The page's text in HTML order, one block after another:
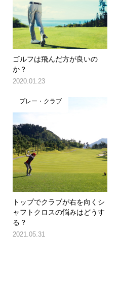
ゴルフは飛んだ方が良いの
か？
2020.01.23
プレー・クラブ
トップでクラブが右を向くシ
ャフトクロスの悩みはどうす
る？
2021.05.31